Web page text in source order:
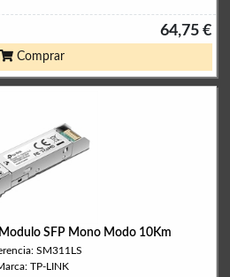
64,75 €
Comprar
SFP Mono Modo 10Km
SM311LS
TP-LINK